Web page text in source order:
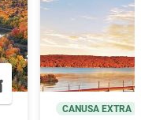
CANUSA EXTRA